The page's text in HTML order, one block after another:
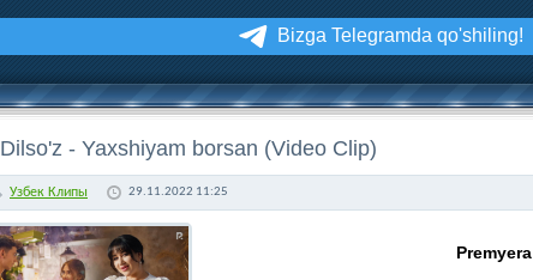
Bizga Telegramda qo'shiling!
Dilso'z - Yaxshiyam borsan (Video Clip)
Узбек Клипы 29.11.2022 11:25
Premyera